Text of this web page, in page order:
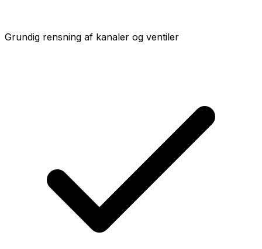
Grundig rensning af kanaler og ventiler